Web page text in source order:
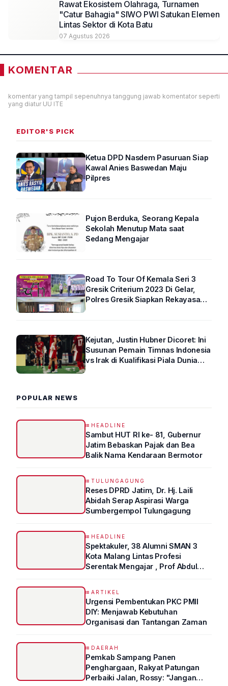
Rawat Ekosistem Olahraga, Turnamen
"Catur Bahagia" SIWO PWI Satukan Elemen
Lintas Sektor di Kota Batu
07 Agustus 2026
KOMENTAR
komentar yang tampil sepenuhnya tanggung jawab komentator seperti
yang diatur UU ITE
EDITOR'S PICK
Ketua DPD Nasdem Pasuruan Siap
Kawal Anies Baswedan Maju
Pilpres
Pujon Berduka, Seorang Kepala
Sekolah Menutup Mata saat
Sedang Mengajar
Road To Tour Of Kemala Seri 3
Gresik Criterium 2023 Di Gelar,
Polres Gresik Siapkan Rekayasa
Kejutan, Justin Hubner Dicoret: Ini
Susunan Pemain Timnas Indonesia
vs Irak di Kualifikasi Piala Dunia
POPULAR NEWS
HEADLINE
Sambut HUT RI ke- 81, Gubernur
Jatim Bebaskan Pajak dan Bea
Balik Nama Kendaraan Bermotor
TULUNGAGUNG
Reses DPRD Jatim, Dr. Hj. Laili
Abidah Serap Aspirasi Warga
Sumbergempol Tulungagung
HEADLINE
Spektakuler, 38 Alumni SMAN 3
Kota Malang Lintas Profesi
Serentak Mengajar , Prof Abdul
ARTIKEL
Urgensi Pembentukan PKC PMII
DIY: Menjawab Kebutuhan
Organisasi dan Tantangan Zaman
DAERAH
Pemkab Sampang Panen
Penghargaan, Rakyat Patungan
Perbaiki Jalan, Rossy: "Jangan